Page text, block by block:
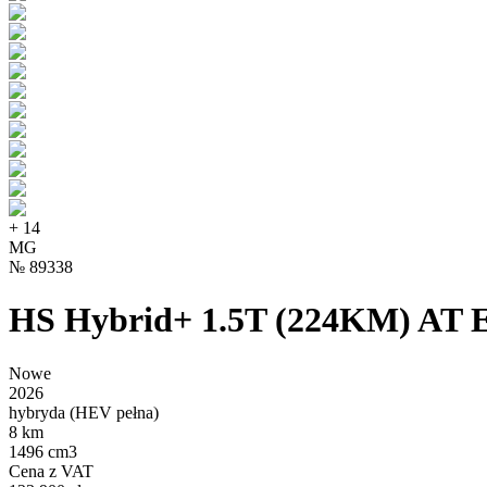
+ 14
MG
№ 89338
HS Hybrid+ 1.5T (224KM) AT
Nowe
2026
hybryda (HEV pełna)
8 km
1496 cm3
Cena z VAT